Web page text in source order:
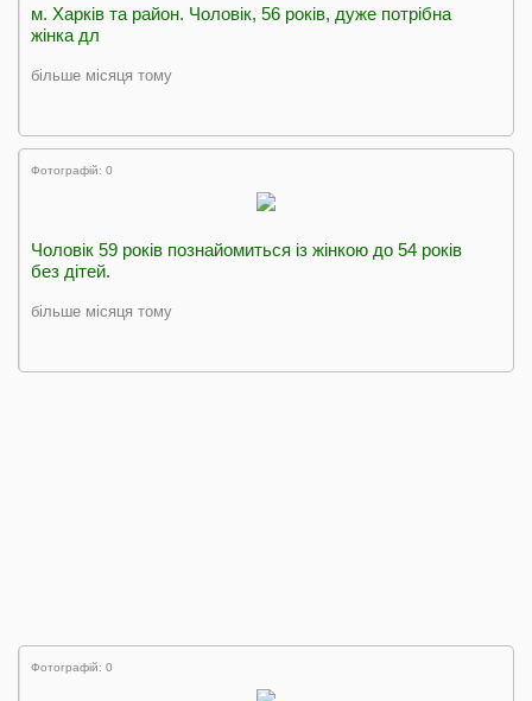
м. Харків та район. Чоловік, 56 років, дуже потрібна
жінка дл
більше місяця тому
Фотографій: 0
Чоловік 59 років познайомиться із жінкою до 54 років
без дітей.
більше місяця тому
Фотографій: 0